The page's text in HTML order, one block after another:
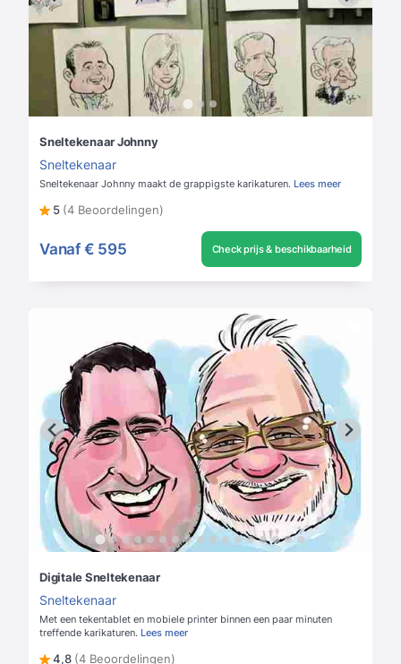
Sneltekenaar Johnny
Sneltekenaar
Sneltekenaar Johnny maakt de grappigste karikaturen. Lees meer
5 (4 Beoordelingen)
Vanaf € 595 Check prijs & beschikbaarheid
Digitale Sneltekenaar
Sneltekenaar
Met een tekentablet en mobiele printer binnen een paar minuten
treffende karikaturen. Lees meer
4,8 (4 Beoordelingen)